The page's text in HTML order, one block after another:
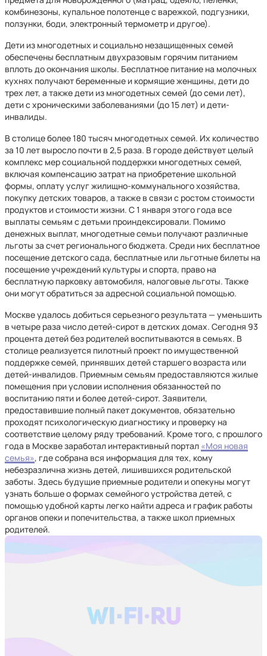
комбинезоны, купальное полотенце с варежкой, подгузники,
ползунки, боди, электронный термометр и другое).
Дети из многодетных и социально незащищенных семей
обеспечены бесплатным двухразовым горячим питанием
вплоть до окончания школы. Бесплатное питание на молочных
кухнях получают беременные и кормящие женщины, дети до
трех лет, а также дети из многодетных семей (до семи лет),
дети с хроническими заболеваниями (до 15 лет) и дети-
инвалиды.
В столице более 180 тысяч многодетных семей. Их количество
за 10 лет выросло почти в 2,5 раза. В городе действует целый
комплекс мер социальной поддержки многодетных семей,
включая компенсацию затрат на приобретение школьной
формы, оплату услуг жилищно-коммунального хозяйства,
покупку детских товаров, а также в связи с ростом стоимости
продуктов и стоимости жизни. С 1 января этого года все
выплаты семьям с детьми проиндексировали. Помимо
денежных выплат, многодетные семьи получают различные
льготы за счет регионального бюджета. Среди них бесплатное
посещение детского сада, бесплатные или льготные билеты на
посещение учреждений культуры и спорта, право на
бесплатную парковку автомобиля, налоговые льготы. Также
они могут обратиться за адресной социальной помощью.
Москве удалось добиться серьезного результата — уменьшить
в четыре раза число детей-сирот в детских домах. Сегодня 93
процента детей без родителей воспитываются в семьях. В
столице реализуется пилотный проект по имущественной
поддержке семей, принявших детей старшего возраста или
детей-инвалидов. Приемным семьям предоставляются жилые
помещения при условии исполнения обязанностей по
воспитанию пяти и более детей-сирот. Заявители,
предоставившие полный пакет документов, обязательно
проходят психологическую диагностику и проверку на
соответствие целому ряду требований. Кроме того, с прошлого
года в Москве заработал интерактивный портал «Моя новая
семья», где собрана вся информация для тех, кому
небезразлична жизнь детей, лишившихся родительской
заботы. Здесь будущие приемные родители и опекуны могут
узнать больше о формах семейного устройства детей, с
помощью удобной карты легко найти адреса и график работы
органов опеки и попечительства, а также школ приемных
родителей.